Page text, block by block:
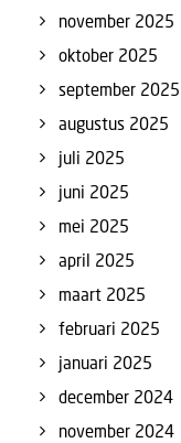
november 2025
oktober 2025
september 2025
augustus 2025
juli 2025
juni 2025
mei 2025
april 2025
maart 2025
februari 2025
januari 2025
december 2024
november 2024